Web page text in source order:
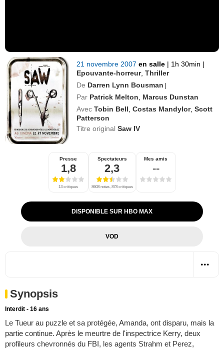
21 novembre 2007en salle | 1h 30min |
Epouvante-horreur,Thriller
De Darren Lynn Bousman |
Par Patrick Melton
Marcus Dunstan
Avec Tobin Bell ,Costas Mandylor,Scott
Patterson
Titre originalSaw IV
Presse
1,8
13 critiques
Spectateurs
2,3
8608 notes, 878 critiques
Mes amis
--
DISPONIBLE SUR HBO MAX
VOD
Synopsis
Interdit - 16 ans
Le Tueur au puzzle et sa protégée, Amanda, ont disparu, mais la
partie continue. Après le meurtre de l'inspectrice Kerry, deux
profileurs chevronnés du FBI, les agents Strahm et Perez,